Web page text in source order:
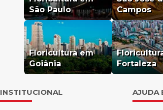
São Paulo
Campos
Floricultura em
Goiânia
Fortaleza
INSTITUCIONAL AJUDA